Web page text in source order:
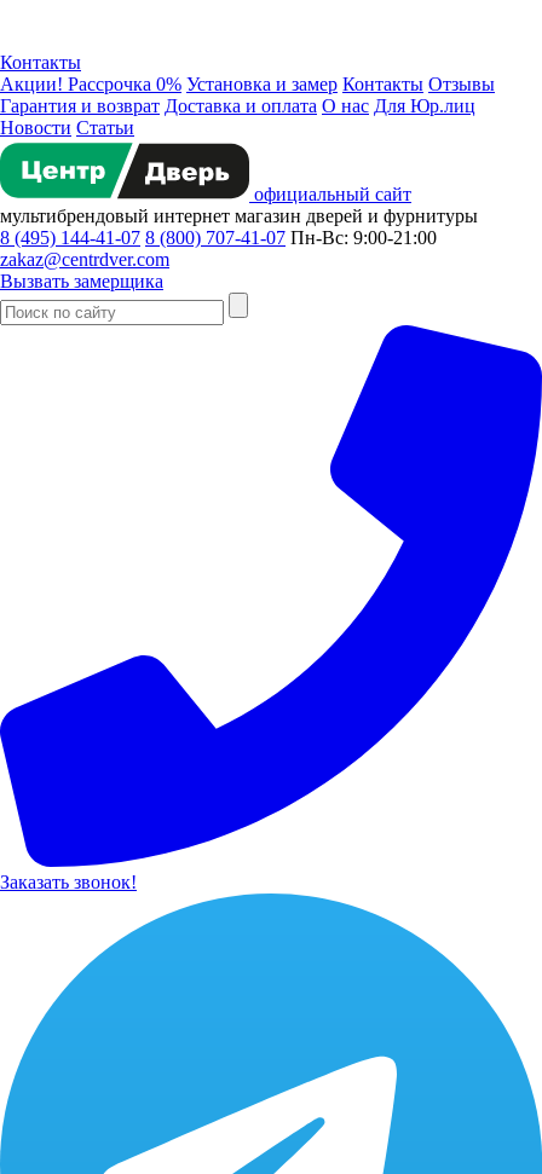
Контакты
Акции! Рассрочка 0% Установка и замер Контакты Отзывы
Гарантия и возврат Доставка и оплата О нас Для Юр.лиц
Новости Статьи
официальный сайт
мультибрендовый интернет магазин дверей и фурнитуры
8 (495) 144-41-07 8 (800) 707-41-07 Пн-Вс: 9:00-21:00
zakaz@centrdver.com
Вызвать замерщика
Заказать звонок!